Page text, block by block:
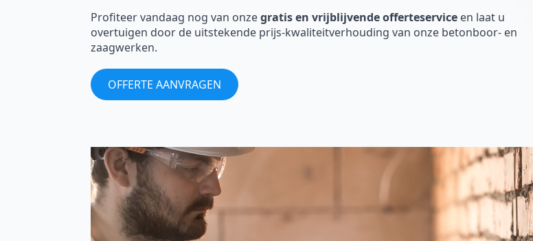
Profiteer vandaag nog van onzegratis en vrijblijvende offerteservice en laat u
overtuigen door de uitstekende prijs-kwaliteitverhouding van onze betonboor- en
zaagwerken.
OFFERTE AANVRAGEN